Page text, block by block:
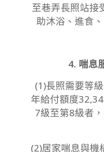
至巷弄長照站接
助沐浴、進食
4. 喘息
(1)長照需要等
年給付額度
7級至第8級者
(2)居家喘息與機